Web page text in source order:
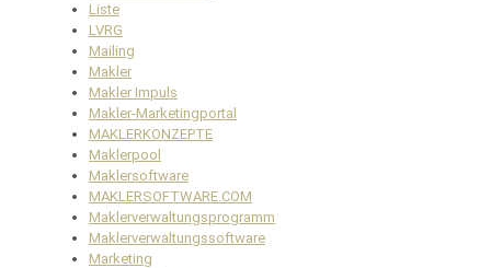
Liste
LVRG
Mailing
Makler
Makler Impuls
Makler-Marketingportal
MAKLERKONZEPTE
Maklerpool
Maklersoftware
MAKLERSOFTWARE.COM
Maklerverwaltungsprogramm
Maklerverwaltungssoftware
Marketing